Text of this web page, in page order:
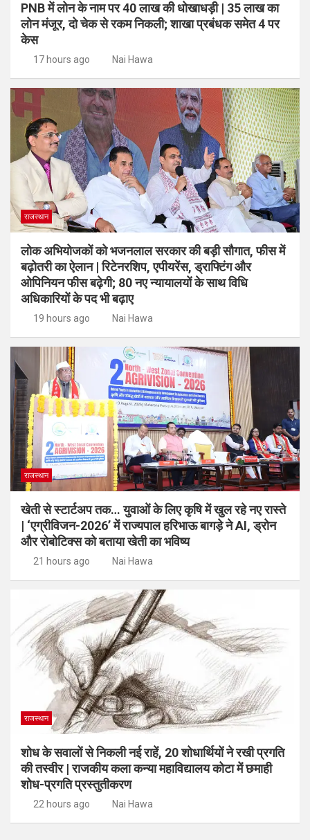
PNB में लोन के नाम पर 40 लाख की धोखाधड़ी | 35 लाख का
लोन मंजूर, दो चेक से रकम निकली; शाखा प्रबंधक समेत 4 पर
केस
17 hours ago Nai Hawa
राजस्थान
लोक अभियोजकों को भजनलाल सरकार की बड़ी सौगात, फीस में
बढ़ोतरी का ऐलान | रिटेनरशिप, एपीयरेंस, ड्राफ्टिंग और
ओपिनियन फीस बढ़ेगी; 80 नए न्यायालयों के साथ विधि
अधिकारियों के पद भी बढ़ाए
19 hours ago Nai Hawa
राजस्थान
खेती से स्टार्टअप तक… युवाओं के लिए कृषि में खुल रहे नए रास्ते
| ‘एग्रीविजन-2026’ में राज्यपाल हरिभाऊ बागड़े ने AI, ड्रोन
और रोबोटिक्स को बताया खेती का भविष्य
21 hours ago Nai Hawa
राजस्थान
शोध के सवालों से निकली नई राहें, 20 शोधार्थियों ने रखी प्रगति
की तस्वीर | राजकीय कला कन्या महाविद्यालय कोटा में छमाही
शोध-प्रगति प्रस्तुतीकरण
22 hours ago Nai Hawa